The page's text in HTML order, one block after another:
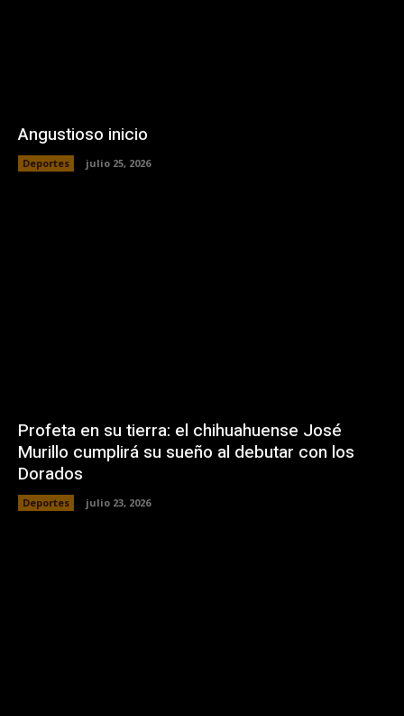
Angustioso inicio
Deportes julio 25, 2026
Profeta en su tierra: el chihuahuense José
Murillo cumplirá su sueño al debutar con los
Dorados
Deportes julio 23, 2026